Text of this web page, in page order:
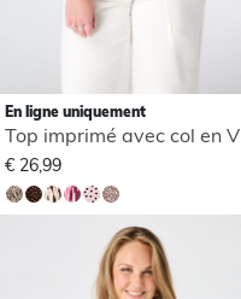
En ligne uniquement
Top imprimé avec col en V
€ 26,99